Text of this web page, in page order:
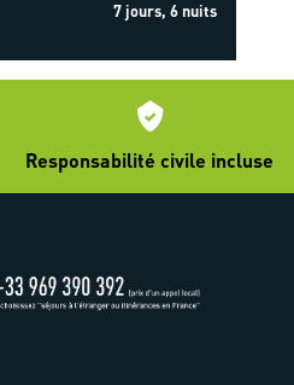
7 jours, 6 nuits
Responsabilité civile incluse